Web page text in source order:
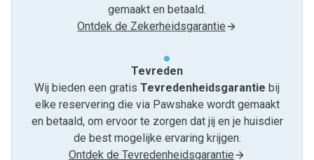
gemaakt en betaald.
Ontdek de Zekerheidsgarantie
Tevreden
Wij bieden een gratis Tevredenheids­garantie bij
elke reservering die via Pawshake wordt gemaakt
en betaald, om ervoor te zorgen dat jij en je huisdier
de best mogelijke ervaring krijgen.
Ontdek de Tevredenheidsgarantie